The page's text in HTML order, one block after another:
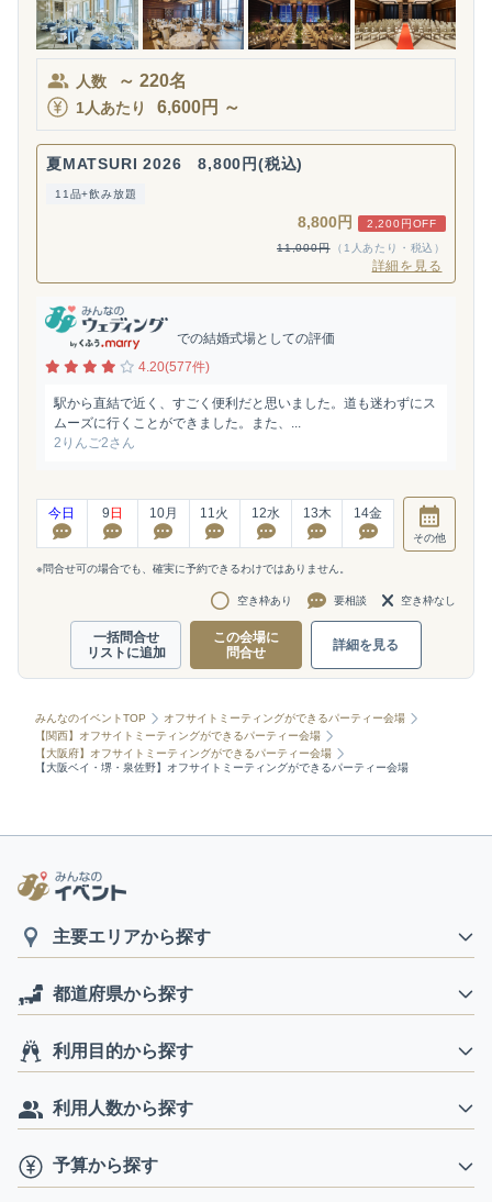
人数 ～ 220名
1人あたり 6,600円 ～
夏MATSURI 2026 8,800円(税込)
11品+飲み放題
8,800円
2,200円OFF
11,000円
（1人あたり・税込）
詳細を見る
での結婚式場としての評価
4.20(577件)
駅から直結で近く、すごく便利だと思いました。道も迷わずにス
ムーズに行くことができました。また、...
2りんご2さん
今日 9 日 10月 11火 12水 13木 14金
その他
※問合せ可の場合でも、確実に予約できるわけではありません。
空き枠あり 要相談 空き枠なし
一括問合せ
リストに追加
この会場に
問合せ
詳細を見る
みんなのイベントTOP
オフサイトミーティングができるパーティー会場
【関西】オフサイトミーティングができるパーティー会場
【大阪府】オフサイトミーティングができるパーティー会場
【大阪ベイ・堺・泉佐野】オフサイトミーティングができるパーティー会場
主要エリアから探す
都道府県から探す
利用目的から探す
利用人数から探す
予算から探す